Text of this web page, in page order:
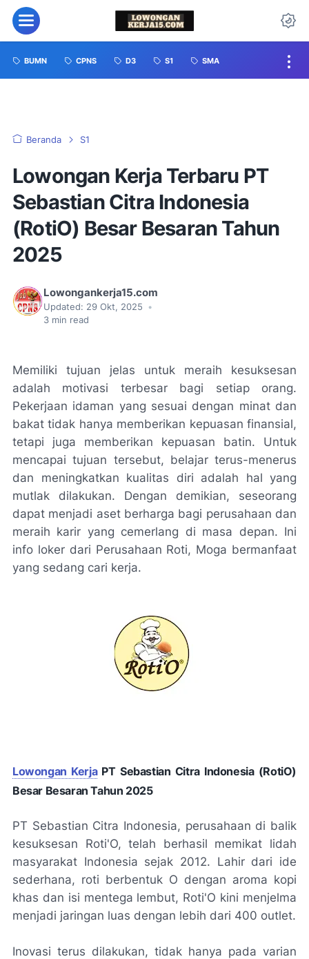
BUMN CPNS D3 S1 SMA
Beranda S1
Lowongan Kerja Terbaru PT
Sebastian Citra Indonesia
(RotiO) Besar Besaran Tahun
2025
Lowongankerja15.com
Updated: 29 Okt, 2025
•
3 min read
Memiliki tujuan jelas untuk meraih kesuksesan
adalah motivasi terbesar bagi setiap orang.
Pekerjaan idaman yang sesuai dengan minat dan
bakat tidak hanya memberikan kepuasan finansial,
tetapi juga memberikan kepuasan batin. Untuk
mencapai tujuan tersebut, belajar terus-menerus
dan meningkatkan kualitas diri adalah hal yang
mutlak dilakukan. Dengan demikian, seseorang
dapat menjadi aset berharga bagi perusahaan dan
meraih karir yang cemerlang di masa depan. Ini
info loker dari Perusahaan Roti, Moga bermanfaat
yang sedang cari kerja.
Lowongan KerjaPT Sebastian Citra Indonesia (RotiO)
Besar Besaran Tahun 2025
PT Sebastian Citra Indonesia, perusahaan di balik
kesuksesan Roti'O, telah berhasil memikat lidah
masyarakat Indonesia sejak 2012. Lahir dari ide
sederhana, roti berbentuk O dengan aroma kopi
khas dan isi mentega lembut, Roti'O kini menjelma
menjadi jaringan luas dengan lebih dari 400 outlet.
Inovasi terus dilakukan, tidak hanya pada varian